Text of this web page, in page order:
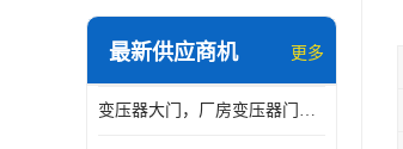
非标门
抗爆门
最新供应商机 更多
变压器大门，厂房变压器门，配电所钢大门，变压器室钢大门